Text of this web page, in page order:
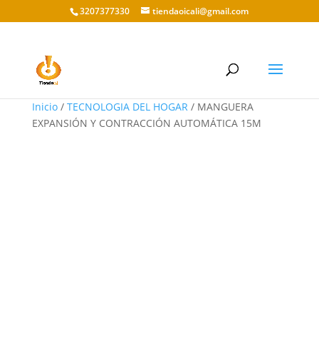
3207377330 tiendaoicali@gmail.com
Inicio/ TECNOLOGIA DEL HOGAR/ MANGUERA
EXPANSIÓN Y CONTRACCIÓN AUTOMÁTICA 15M